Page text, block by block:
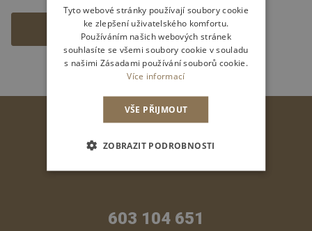
603 104 651
Tyto webové stránky používají soubory cookie
ke zlepšení uživatelského komfortu.
Používáním našich webových stránek
souhlasíte se všemi soubory cookie v souladu
s našimi Zásadami používání souborů cookie.
Více informací
VŠE PŘIJMOUT
ZOBRAZIT PODROBNOSTI